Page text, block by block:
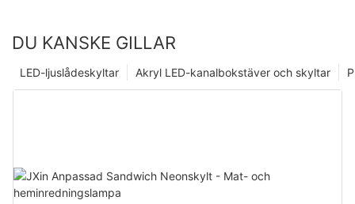
DU KANSKE GILLAR
Akryl LED-kanalbokstäver och skyltar
LED-ljuslådeskyltar